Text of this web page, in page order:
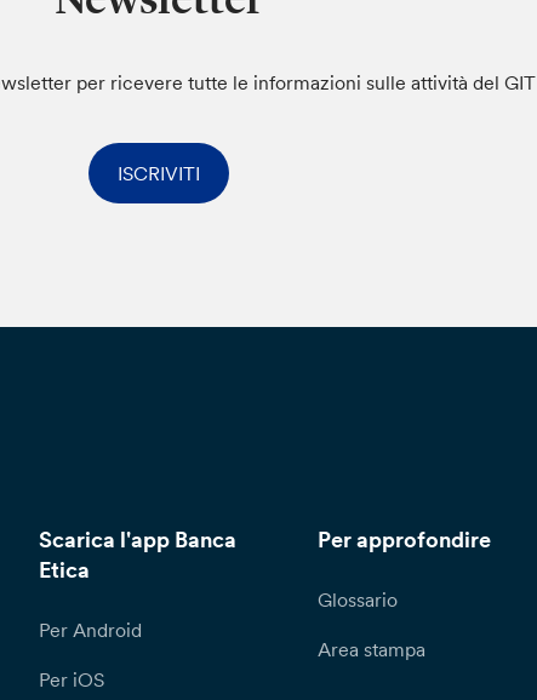
per ricevere tutte le informazioni sulle attività del GIT
ISCRIVITI
Scarica l'app Banca
Etica
Per Android
Per iOS
Per approfondire
Glossario
Area stampa